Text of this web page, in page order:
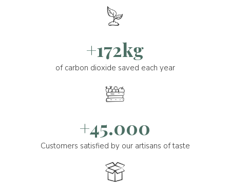
+172kg
of carbon dioxide saved each year
+45.000
Customers satisfied by our artisans of taste